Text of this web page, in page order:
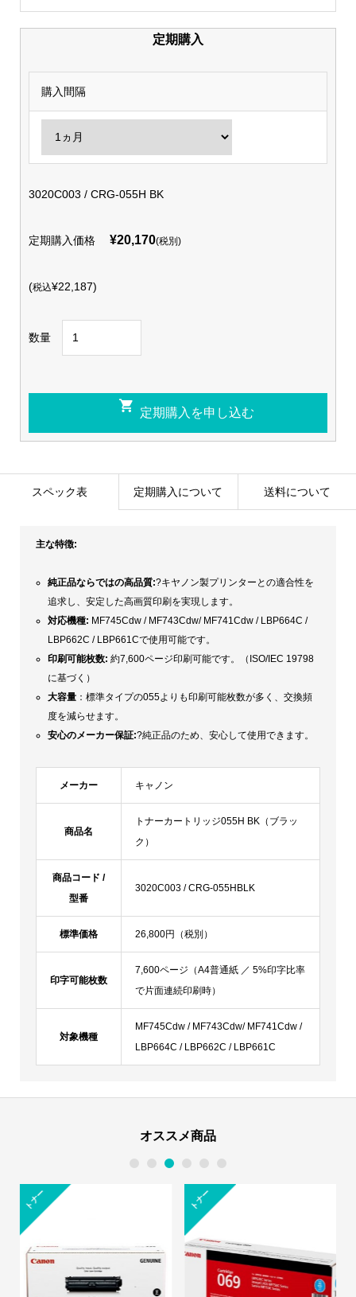
定期購入
購入間隔
3020C003 / CRG-055H BK
定期購入価格 ¥20,170(税別)
(税込¥22,187)
数量
スペック表 定期購入について 送料について
主な特徴:
純正品ならではの高品質:?キヤノン製プリンターとの適合性を
追求し、安定した高画質印刷を実現します。
対応機種: MF745Cdw / MF743Cdw/ MF741Cdw / LBP664C /
LBP662C / LBP661Cで使用可能です。
印刷可能枚数: 約7,600ページ印刷可能です。（ISO/IEC 19798
に基づく）
大容量 ：標準タイプの055よりも印刷可能枚数が多く、交換頻
度を減らせます。
安心のメーカー保証:?純正品のため、安心して使用できます。
メーカー キャノン
商品名
トナーカートリッジ055H BK（ブラッ
ク）
商品コード /
型番
3020C003 / CRG-055HBLK
標準価格 26,800円（税別）
印字可能枚数
7,600ページ（A4普通紙 ／ 5%印字比率
で片面連続印刷時）
対象機種
MF745Cdw / MF743Cdw/ MF741Cdw /
LBP664C / LBP662C / LBP661C
オススメ商品
トナー トナー
1 2 3 4 5 6